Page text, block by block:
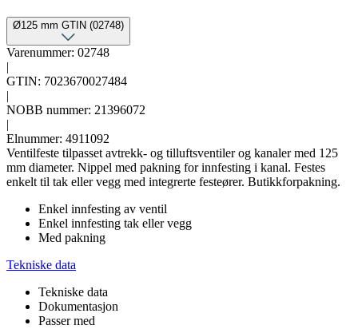
Ø125 mm GTIN (02748)
Varenummer: 02748
|
GTIN: 7023670027484
|
NOBB nummer: 21396072
|
Elnummer: 4911092
Ventilfeste tilpasset avtrekk- og tilluftsventiler og kanaler med 125
mm diameter. Nippel med pakning for innfesting i kanal. Festes
enkelt til tak eller vegg med integrerte festeører. Butikkforpakning.
Enkel innfesting av ventil
Enkel innfesting tak eller vegg
Med pakning
Tekniske data
Tekniske data
Dokumentasjon
Passer med